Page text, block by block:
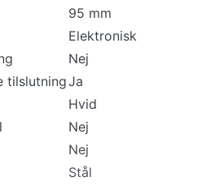
95 mm
Elektronisk
Nej
tilslutningJa
Hvid
Nej
Nej
Stål